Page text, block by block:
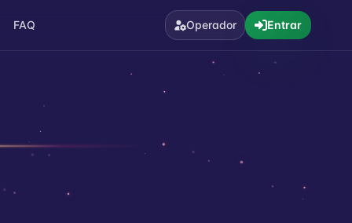
FAQ Operador Entrar